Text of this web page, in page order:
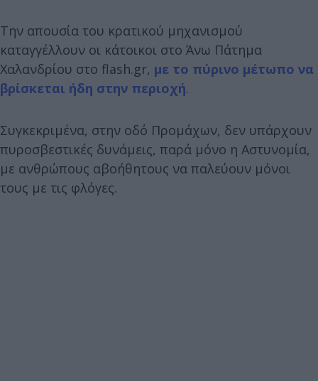
Την απουσία του κρατικού μηχανισμού
καταγγέλλουν οι κάτοικοι στο Άνω Πάτημα
Χαλανδρίου στο flash.gr, με το πύρινο μέτωπο να
βρίσκεται ήδη στην περιοχή.
Συγκεκριμένα, στην οδό Προμάχων, δεν υπάρχουν
πυροσβεστικές δυνάμεις, παρά μόνο η Αστυνομία,
με ανθρώπους αβοήθητους να παλεύουν μόνοι
τους με τις φλόγες.